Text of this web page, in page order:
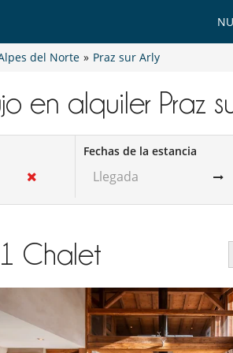
del Norte » Praz sur Arly
en alquiler​ Praz
Fechas de la estancia
1 Chalet